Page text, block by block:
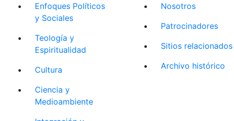
Enfoques Políticos
y Sociales
Teología y
Espiritualidad
Cultura
Ciencia y
Medioambiente
Nosotros
Patrocinadores
Sitios relacionados
Archivo histórico